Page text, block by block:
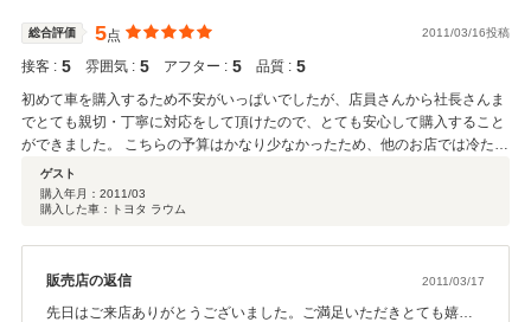
総合評価 5点 2011/03/16投稿
接客 : 5 雰囲気 : 5 アフター : 5 品質 : 5
初めて車を購入するため不安がいっぱいでしたが、店員さんから社長さんま
でとても親切・丁寧に対応をして頂けたので、とても安心して購入すること
ができました。 こちらの予算はかなり少なかったため、他のお店では冷たい
対応をされましたが、 ここのお店はうちの予算に合わせるよういろいろ提案
をしてもらいました。価額の割に程度がかなり良い車に出会えました。 車庫
証明などは自分が手続きする場合の必要な書類すべてや警察署へ行く案内図
た。 また、店長さんの手作り暖かいコーヒーもとてもおいしかったです^^
今後も「色々とお世話になりたい」と思えるお店だと思います。
ゲスト
購入年月： 2011/03
購入した車：トヨタ ラウム
販売店の返信 2011/03/17
先日はご来店ありがとうございました。ご満足いただきとても嬉し